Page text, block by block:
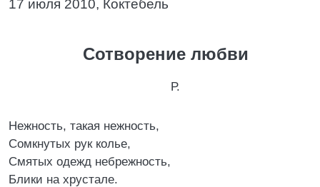
17 июля 2010, Коктебель
Сотворение любви
Р.
Нежность, такая нежность,
Сомкнутых рук колье,
Смятых одежд небрежность,
Блики на хрустале.